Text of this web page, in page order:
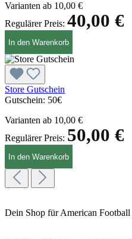
Varianten ab 10,00 €
Regulärer Preis: 40,00 €
In den Warenkorb
Store Gutschein
Gutschein: 50€
Varianten ab 10,00 €
Regulärer Preis: 50,00 €
In den Warenkorb
Dein Shop für American Football